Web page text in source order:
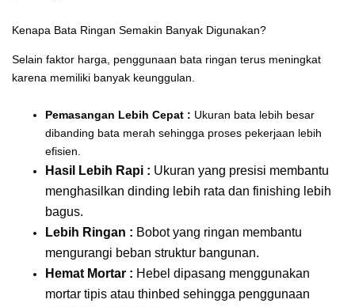
Kenapa Bata Ringan Semakin Banyak Digunakan?
Selain faktor harga, penggunaan bata ringan terus meningkat
karena memiliki banyak keunggulan.
Pemasangan Lebih Cepat : Ukuran bata lebih besar
dibanding bata merah sehingga proses pekerjaan lebih
efisien.
Hasil Lebih Rapi : Ukuran yang presisi membantu
menghasilkan dinding lebih rata dan finishing lebih
bagus.
Lebih Ringan : Bobot yang ringan membantu
mengurangi beban struktur bangunan.
Hemat Mortar : Hebel dipasang menggunakan
mortar tipis atau thinbed sehingga penggunaan